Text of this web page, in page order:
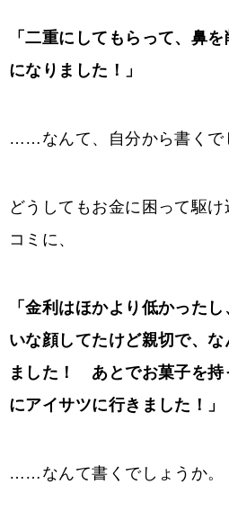
「二重にしてもらって、鼻
になりました！」
……なんて、自分から書くで
どうしてもお金に困って駆
コミに、
「金利はほかより低かった
いな顔してたけど親切で、
ました！ あとでお菓子を持
にアイサツに行きました！」
……なんて書くでしょうか。